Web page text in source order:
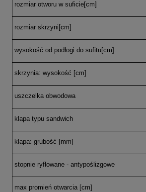
rozmiar otworu w suficie[cm]
rozmiar skrzyni[cm]
wysokość od podłogi do sufitu[cm]
skrzynia: wysokość [cm]
uszczelka obwodowa
klapa typu sandwich
klapa: grubość [mm]
stopnie ryflowane - antypoślizgowe
max promień otwarcia [cm]